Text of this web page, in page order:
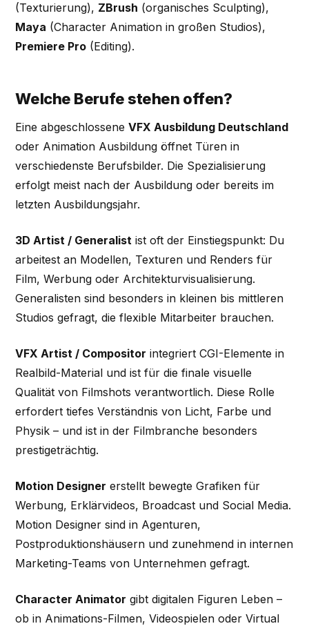
(Texturierung), ZBrush (organisches Sculpting),
Maya (Character Animation in großen Studios),
Premiere Pro (Editing).
Welche Berufe stehen offen?
Eine abgeschlosseneVFX Ausbildung Deutschland
oder Animation Ausbildung öffnet Türen in
verschiedenste Berufsbilder. Die Spezialisierung
erfolgt meist nach der Ausbildung oder bereits im
letzten Ausbildungsjahr.
3D Artist / Generalist ist oft der Einstiegspunkt: Du
arbeitest an Modellen, Texturen und Renders für
Film, Werbung oder Architekturvisualisierung.
Generalisten sind besonders in kleinen bis mittleren
Studios gefragt, die flexible Mitarbeiter brauchen.
VFX Artist / Compositor integriert CGI-Elemente in
Realbild-Material und ist für die finale visuelle
Qualität von Filmshots verantwortlich. Diese Rolle
erfordert tiefes Verständnis von Licht, Farbe und
Physik – und ist in der Filmbranche besonders
prestigeträchtig.
Motion Designer erstellt bewegte Grafiken für
Werbung, Erklärvideos, Broadcast und Social Media.
Motion Designer sind in Agenturen,
Postproduktionshäusern und zunehmend in internen
Marketing-Teams von Unternehmen gefragt.
Character Animator gibt digitalen Figuren Leben –
ob in Animations-Filmen, Videospielen oder Virtual